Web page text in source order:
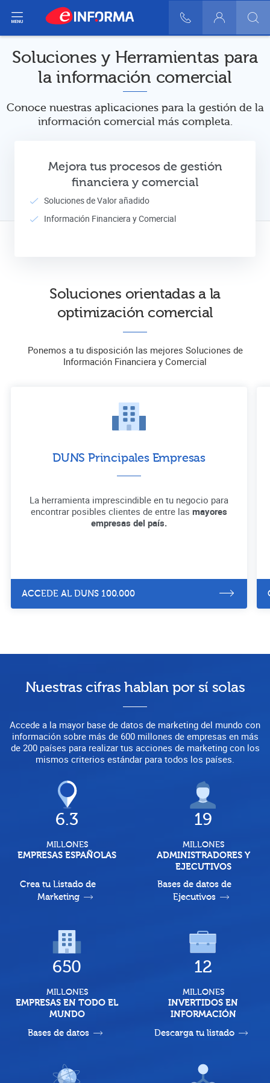
900 10 30 20
Login
del menú
Soluciones y Herramientas para
la información comercial
Conoce nuestras aplicaciones para la gestión de la
información comercial más completa.
Mejora tus procesos de gestión
financiera y comercial
Soluciones de Valor añadido
Información Financiera y Comercial
Soluciones orientadas a la
optimización comercial
Ponemos a tu disposición las mejores Soluciones de
Información Financiera y Comercial
DUNS Principales Empresas
La herramienta imprescindible en tu negocio para
encontrar posibles clientes de entre las mayores
empresas del país.
ACCEDE AL DUNS 100.000
Nuestras cifras hablan por sí solas
Accede a la mayor base de datos de marketing del mundo con
información sobre más de 600 millones de empresas en más
de 200 países para realizar tus acciones de marketing con los
mismos criterios estándar para todos los países.
6.3
MILLONES
EMPRESAS ESPAÑOLAS
Crea tu Listado de
Marketing
19
MILLONES
ADMINISTRADORES Y
EJECUTIVOS
Bases de datos de
Ejecutivos
650
MILLONES
EMPRESAS EN TODO EL
MUNDO
Bases de datos
12
MILLONES
INVERTIDOS EN
INFORMACIÓN
Descarga tu listado